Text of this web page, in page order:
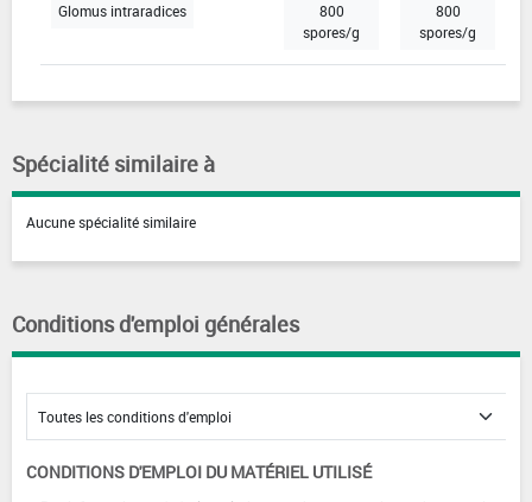
Glomus intraradices
800
spores/g
800
spores/g
Spécialité similaire à
Aucune spécialité similaire
Conditions d'emploi générales
CONDITIONS D'EMPLOI DU MATÉRIEL UTILISÉ